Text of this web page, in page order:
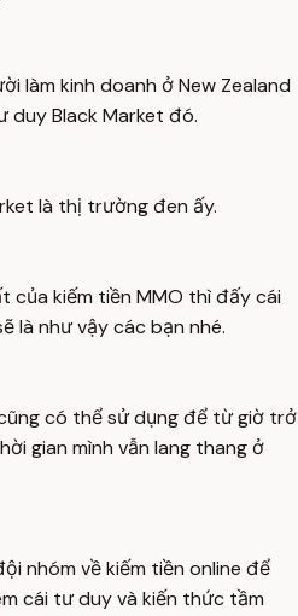
làm kinh doanh ở New Zealand
duy Black Market đó.
là thị trường đen ấy.
của kiếm tiền MMO thì đấy cái
là như vậy các bạn nhé.
có thể sử dụng để từ giờ trở
gian mình vẫn lang thang ở
nhóm về kiếm tiền online để
cái tư duy và kiến thức tầm